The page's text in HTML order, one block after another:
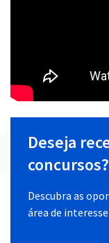
Deseja
concursos?
Descubra as
área de